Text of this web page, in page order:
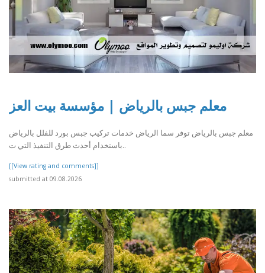
معلم جبس بالرياض | مؤسسة بيت العز
معلم جبس بالرياض توفر سما الرياض خدمات تركيب جبس بورد للفلل بالرياض
باستخدام أحدث طرق التنفيذ التي ت..
[[View rating and comments]]
submitted at 09.08.2026